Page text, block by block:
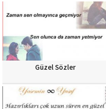
Güzel Sözler